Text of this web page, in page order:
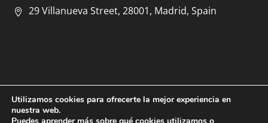
29 Villanueva Street, 28001, Madrid, Spain
© 2022 AMS.Política de privacidad|Política de cookies
Aviso legal
| Diseñado por
Utilizamos cookies para ofrecerte la mejor experiencia en
nuestra web.